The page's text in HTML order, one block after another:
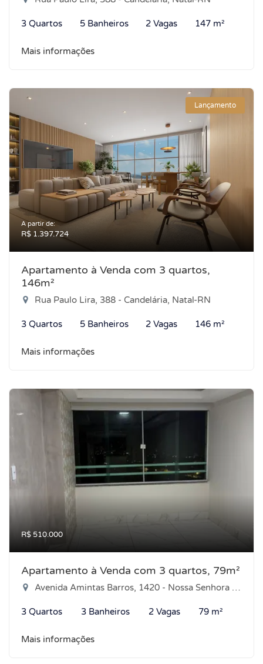
3 Quartos 5 Banheiros 2 Vagas 147 m²
Mais informações
Lançamento
A partir de:
R$ 1.397.724
Apartamento à Venda com 3 quartos,
146m²
Rua Paulo Lira, 388 - Candelária, Natal-RN
3 Quartos 5 Banheiros 2 Vagas 146 m²
Mais informações
R$ 510.000
Apartamento à Venda com 3 quartos, 79m²
Avenida Amintas Barros, 1420 - Nossa Senhora de Nazaré, Natal-RN
3 Quartos 3 Banheiros 2 Vagas 79 m²
Mais informações